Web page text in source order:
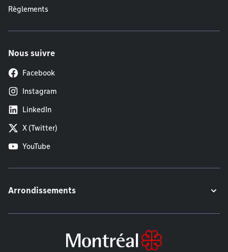
Règlements
Nous suivre
Facebook
Instagram
LinkedIn
X (Twitter)
YouTube
Arrondissements